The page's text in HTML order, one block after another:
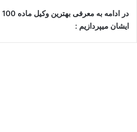
ایشان میپردازیم :